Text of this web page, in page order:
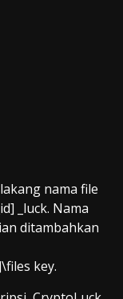
nama file
_luck. Nama
ditambahkan
key.